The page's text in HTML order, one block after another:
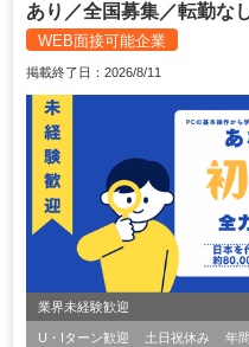
あり／全国募集／転勤な
WEB面接可能企業
掲載終了日：2026/8/11
業界未経験歓迎
U・Iターン歓迎 土日祝休み
年